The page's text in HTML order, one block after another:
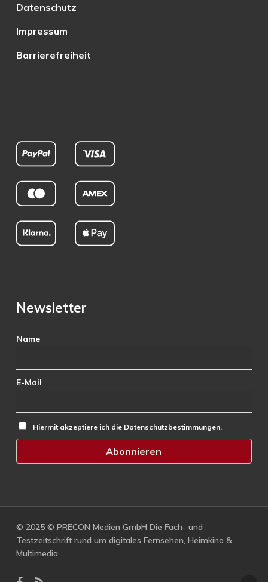
Datenschutz
Impressum
Barrierefreiheit
Newsletter
Name
E-Mail
Hiermit akzeptiere ich die Datenschutzbestimmungen.
© 2025 © PRECON Medien GmbH Die Fach- und
Testzeitschrift rund um digitales Fernsehen, Heimkino &
Multimedia.